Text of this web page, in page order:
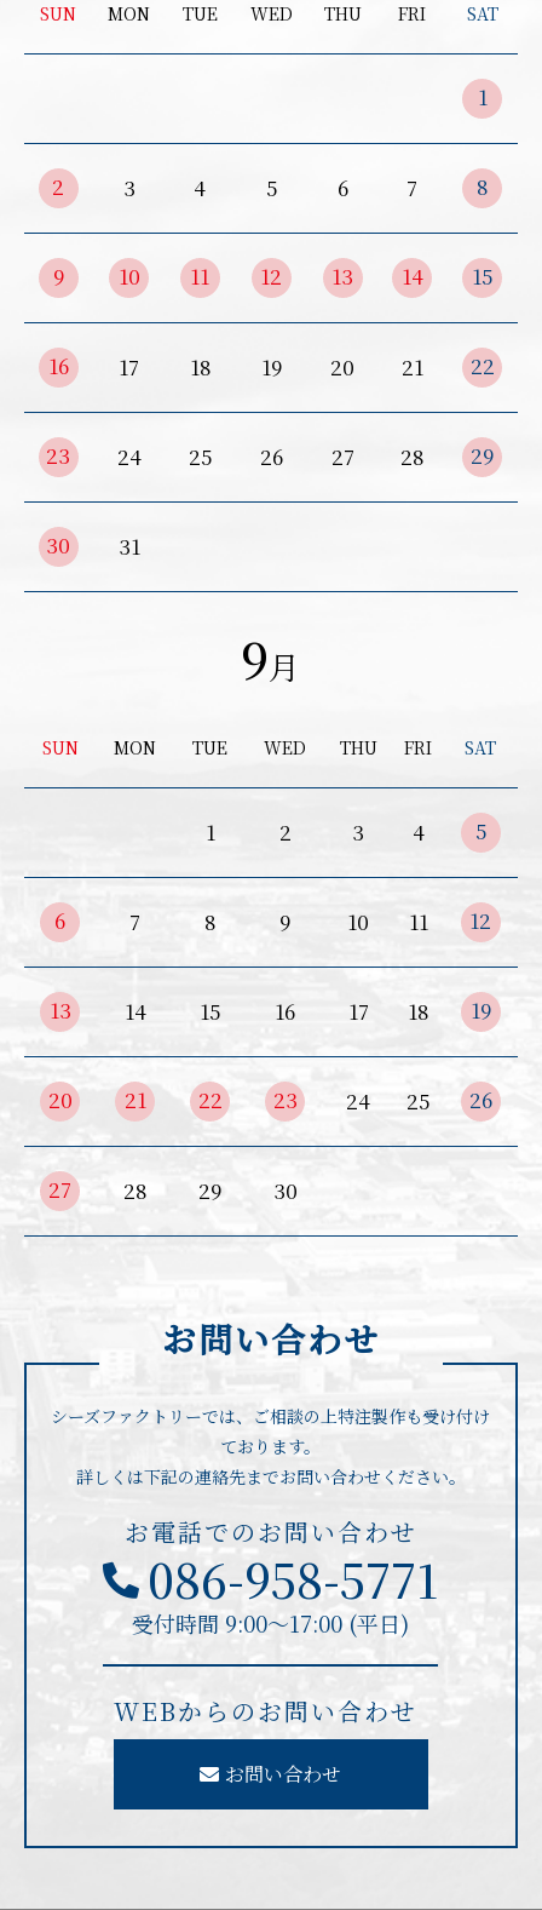
SUN MON TUE WED THU FRI SAT
1
2 3 4 5 6 7 8
9 10 11 12 13 14 15
16 17 18 19 20 21 22
23 24 25 26 27 28 29
30 31
9月
SUN MON TUE WED THU FRI SAT
1 2 3 4 5
6 7 8 9 10 11 12
13 14 15 16 17 18 19
20 21 22 23 24 25 26
27 28 29 30
お問い合わせ
シーズファクトリーでは、ご相談の上特注製作も受け付け
ております。
詳しくは下記の連絡先までお問い合わせください。
お電話でのお問い合わせ
086-958-5771
受付時間 9:00〜17:00 (平日)
WEBからのお問い合わせ
お問い合わせ